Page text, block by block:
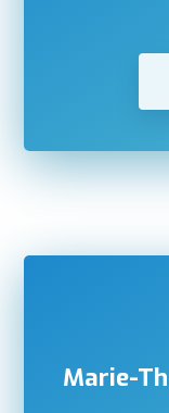
Marie-